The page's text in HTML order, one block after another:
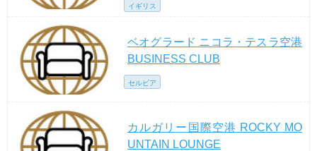
イギリス
ベオグラード ニコラ・テスラ空港
BUSINESS CLUB
セルビア
カルガリー国際空港 ROCKY MO
UNTAIN LOUNGE